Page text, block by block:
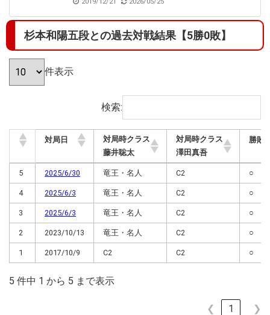
杉本和陽五段との過去対戦結果【5勝0敗】
件表示
検索:
対局日
対局時クラス
藤井聡太
対局時クラス
澤田真吾
勝敗
対局日
対局時クラス
藤井聡太
対局時クラス
澤田真吾
勝敗
5 2025/6/30 竜王・名人 C2 ○
4 2025/6/3 竜王・名人 C2 ○
3 2025/6/3 竜王・名人 C2 ○
2 2023/10/13 竜王・名人 C2 ○
1 2017/10/9 C2 C2 ○
5 件中 1 から 5 まで表示
❮ 1 ❯